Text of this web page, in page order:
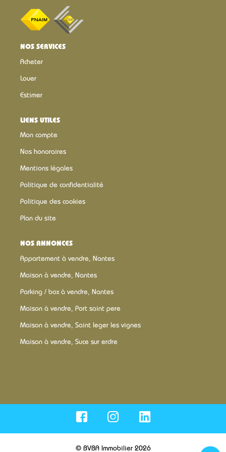
#appartementàvendre #lumineux #calme #vuedégagée
#immobilierNantes #Nantes #bvba #tortière
#BordsDeL'Erdre
NOS SERVICES
Acheter
Louer
Estimer
LIENS UTILES
Mon compte
Nos honoraires
Mentions légales
Politique de confidentialité
Politique des cookies
Plan du site
NOS ANNONCES
Appartement à vendre, Nantes
Maison à vendre, Nantes
Parking / box à vendre, Nantes
Maison à vendre, Port saint pere
Maison à vendre, Saint leger les vignes
Maison à vendre, Suce sur erdre
© BVBA Immobilier 2026